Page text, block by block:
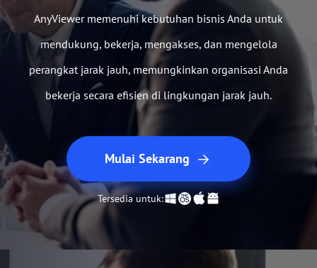
AnyViewer memenuhi kebutuhan bisnis Anda untuk
mendukung, bekerja, mengakses, dan mengelola
perangkat jarak jauh, memungkinkan organisasi Anda
bekerja secara efisien di lingkungan jarak jauh.
Mulai Sekarang
Tersedia untuk: